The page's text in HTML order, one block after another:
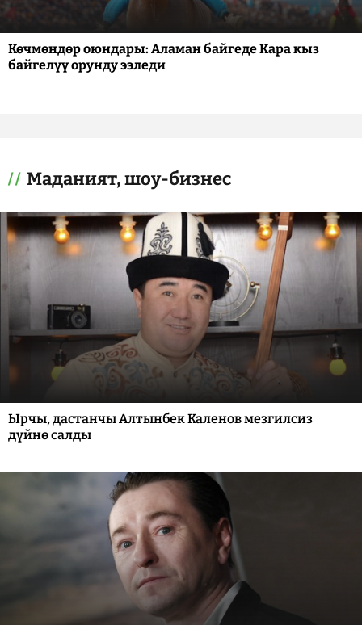
Көчмөндөр оюндары: Аламан байгеде Кара кыз
байгелүү орунду ээледи
Маданият, шоу-бизнес
Ырчы, дастанчы Алтынбек Каленов мезгилсиз
дүйнө салды